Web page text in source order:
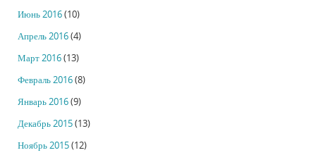
Июнь 2016(10)
Апрель 2016(4)
Март 2016(13)
Февраль 2016(8)
Январь 2016(9)
Декабрь 2015(13)
Ноябрь 2015(12)